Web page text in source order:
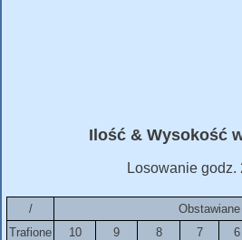
Ilość & Wysokość
Losowanie godz.
/
Trafione
10 9 8 7 6